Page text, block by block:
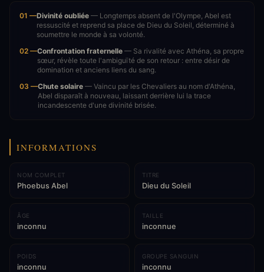
01 —Divinité oubliée — Longtemps absent de l'Olympe, Abel est
ressuscité et reprend sa place de Dieu du Soleil, déterminé à
soumettre le monde à sa volonté.
02 —Confrontation fraternelle — Sa rivalité avec Athéna, sa propre
sœur, révèle toute l'ambiguïté de son retour : entre désir de
domination et anciens liens du sang.
03 —Chute solaire — Vaincu par les Chevaliers au nom d'Athéna,
Abel disparaît à nouveau, laissant derrière lui la trace
incandescente d'une divinité brisée.
INFORMATIONS
NOM COMPLET
Phoebus Abel
TITRE
Dieu du Soleil
ÂGE
inconnu
TAILLE
inconnue
POIDS
inconnu
GROUPE SANGUIN
inconnu